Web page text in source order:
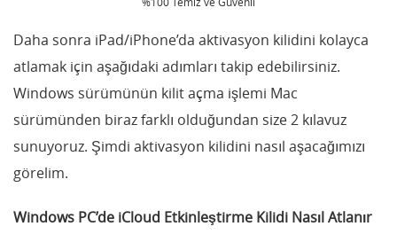
Daha sonra iPad/iPhone’da aktivasyon kilidini kolayca
atlamak için aşağıdaki adımları takip edebilirsiniz.
Windows sürümünün kilit açma işlemi Mac
sürümünden biraz farklı olduğundan size 2 kılavuz
sunuyoruz. Şimdi aktivasyon kilidini nasıl aşacağımızı
görelim.
Windows PC’de iCloud Etkinleştirme Kilidi Nasıl Atlanır